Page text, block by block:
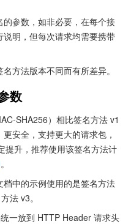
参数，如非必要，在每个接
明，但每次请求均需要携带
方法版本不同而有所差异。
数
SHA256）相比签名方法 v1
安全，支持更大的请求包，
提升，推荐使用该签名方法计
。
中的示例使用的是签名方法
法 v3。
一放到 HTTP Header 请求头